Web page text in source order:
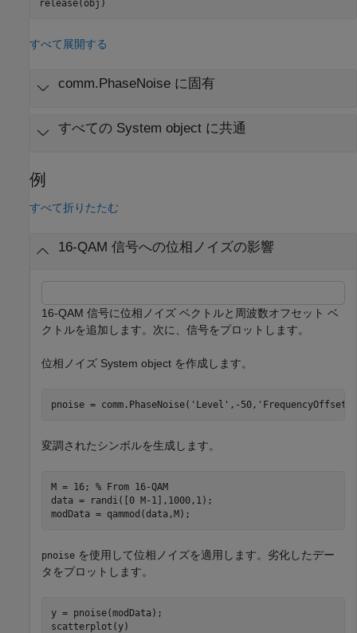
release(obj)
すべて展開する
comm.PhaseNoise に固有
すべての System object に共通
例
すべて折りたたむ
16-QAM 信号への位相ノイズの影響
16-QAM 信号に位相ノイズ ベクトルと周波数オフセット ベ
クトルを追加します。次に、信号をプロットします。
位相ノイズ System object を作成します。
pnoise = comm.PhaseNoise( 'Level' ,-50, 'FrequencyOffset'
変調されたシンボルを生成します。
M = 16; % From 16-QAM
data = randi([0 M-1],1000,1);
modData = qammod(data,M);
pnoise を使用して位相ノイズを適用します。劣化したデー
タをプロットします。
y = pnoise(modData);
scatterplot(y)